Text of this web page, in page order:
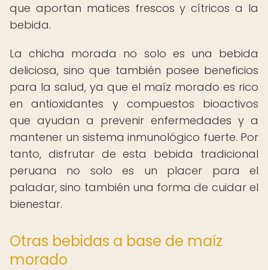
que aportan matices frescos y cítricos a la
bebida.
La chicha morada no solo es una bebida
deliciosa, sino que también posee beneficios
para la salud, ya que el maíz morado es rico
en antioxidantes y compuestos bioactivos
que ayudan a prevenir enfermedades y a
mantener un sistema inmunológico fuerte. Por
tanto, disfrutar de esta bebida tradicional
peruana no solo es un placer para el
paladar, sino también una forma de cuidar el
bienestar.
Otras bebidas a base de maíz
morado